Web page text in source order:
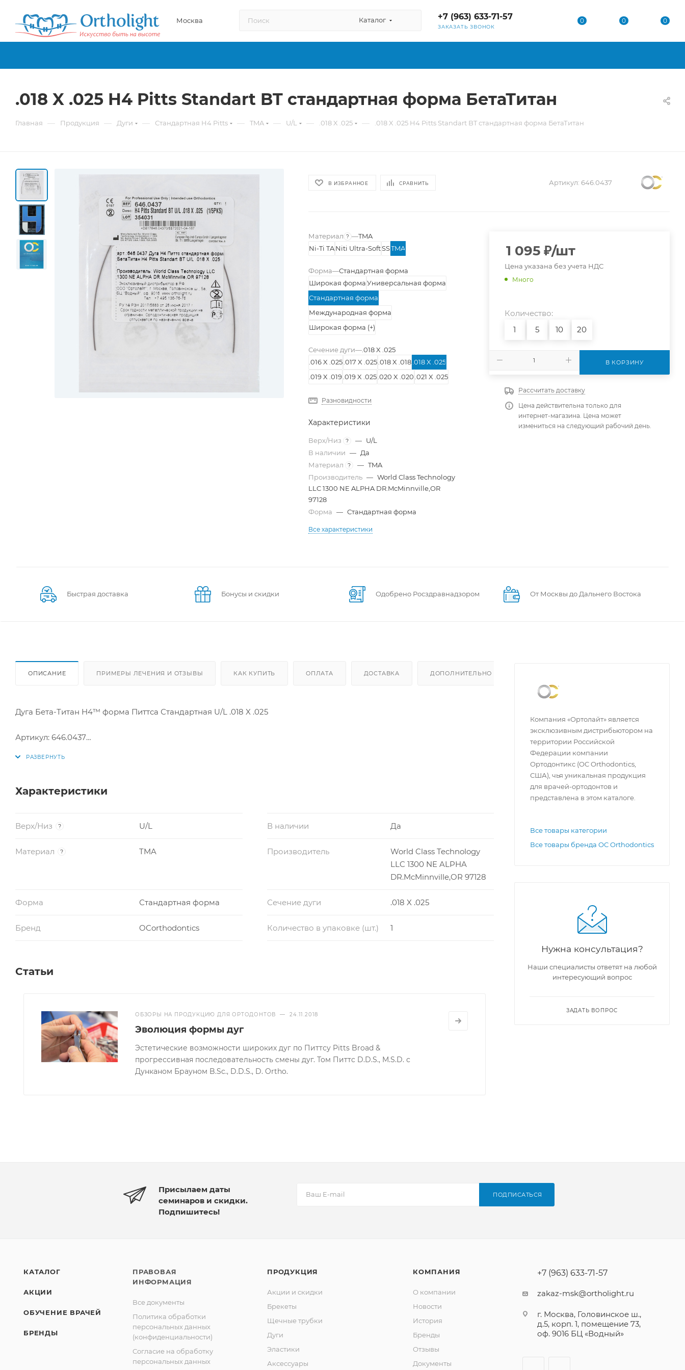
Москва Каталог +7 (963) 633-71-57
ЗАКАЗАТЬ ЗВОНОК
0 0 0
.018 X .025 H4 Pitts Standart BT стандартная форма БетаТитан
Главная — Продукция — Дуги — Стандартная H4 Pitts — TMA — U/L — .018 X .025 — .018 X .025 H4 Pitts Standart BT стандартная форма БетаТитан
В ИЗБРАННОЕ СРАВНИТЬ Артикул: 646.0437
Материал ? —TMA
Ni-Ti TANiti Ultra-SoftSSTMA
Форма—Стандартная форма
Широкая форма Универсальная форма
Стандартная форма
Международная форма
Широкая форма (+)
Сечение дуги—.018 X .025
.016 X .025 .017 X .025 .018 X .018 .018 X .025
.019 X .019 .019 X .025 .020 X .020 .021 X .025
Разновидности
Характеристики
Верх/Низ ? — U/L
В наличии — Да
Материал
? — TMA
Производитель — World Class Technology
LLC 1300 NE ALPHA DR.McMinnville,OR
97128
Форма — Стандартная форма
Все характеристики
1 095₽/шт
Цена указана без учета НДС
Много
Количество:
1
5 10 20
В КОРЗИНУ
Рассчитать доставку
Цена действительна только для
интернет-магазина. Цена может
измениться на следующий рабочий день.
Быстрая доставка Бонусы и скидки Одобрено Росздравнадзором От Москвы до Дальнего Востока
ОПИСАНИЕ ПРИМЕРЫ ЛЕЧЕНИЯ И ОТЗЫВЫ КАК КУПИТЬ ОПЛАТА ДОСТАВКА ДОПОЛНИТЕЛЬНО
Дуга Бета-Титан H4™ форма Питтса Стандартная U/L .018 X .025
Артикул: 646.0437
Производитель: США
Характеристики
Верх/Низ ? U/L В наличии Да
Материал ? TMA Производитель
World Class Technology
LLC 1300 NE ALPHA
DR.McMinnville,OR 97128
Форма Стандартная форма Сечение дуги .018 X .025
Бренд OCorthodontics Количество в упаковке (шт.) 1
Статьи
ОБЗОРЫ НА ПРОДУКЦИЮ ДЛЯ ОРТОДОНТОВ — 24.11.2018
Эволюция формы дуг
Эстетические возможности широких дуг по Питтсу Pitts Broad &
прогрессивная последовательность смены дуг. Том Питтс D.D.S., M.S.D. с
Дунканом Брауном B.Sc., D.D.S., D. Ortho.
Компания «Ортолайт» является
эксклюзивным дистрибьютором на
территории Российской
Федерации компании
Ортодонтикс (OC Orthodontics,
США), чья уникальная продукция
для врачей-ортодонтов и
представлена в этом каталоге.
Все товары категории
Все товары бренда OC Orthodontics
Нужна консультация?
Наши специалисты ответят на любой
интересующий вопрос
ЗАДАТЬ ВОПРОС
Присылаем даты
семинаров и скидки.
Подпишитесь!
ПОДПИСАТЬСЯ
КАТАЛОГ
АКЦИИ
ОБУЧЕНИЕ ВРАЧЕЙ
БРЕНДЫ
ПРАВОВАЯ
ИНФОРМАЦИЯ
Все документы
Политика обработки
персональных данных
(конфиденциальности)
Согласие на обработку
персональных данных
ПРОДУКЦИЯ
Акции и скидки
Брекеты
Щечные трубки
Дуги
Эластики
Аксессуары
КОМПАНИЯ
О компании
Новости
История
Бренды
Отзывы
Документы
+7 (963) 633-71-57
zakaz-msk@ortholight.ru
г. Москва, Головинское ш.,
д.5, корп. 1, помещение 73,
оф. 9016 БЦ «Водный»